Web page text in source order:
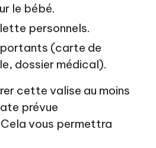
le bébé.
personnels.
(carte de
dossier médical).
cette valise au moins
prévue
vous permettra